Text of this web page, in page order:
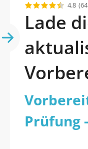
4.8
Lade
Quiz
Prüfung